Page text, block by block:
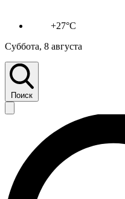
+27°C
Суббота, 8 августа
Поиск